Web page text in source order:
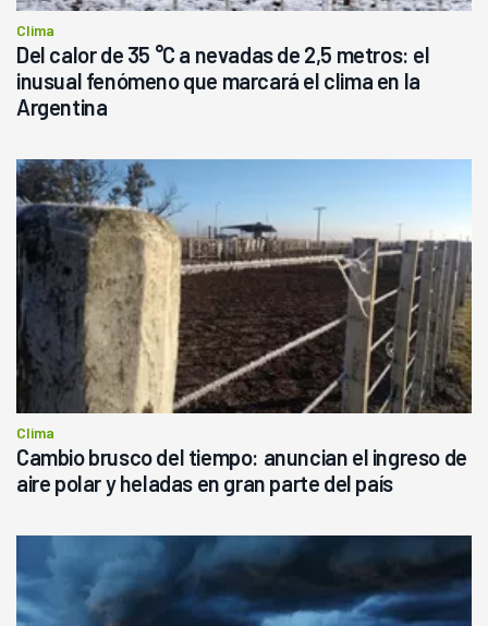
Clima
Del calor de 35 °C a nevadas de 2,5 metros: el
inusual fenómeno que marcará el clima en la
Argentina
Clima
Cambio brusco del tiempo: anuncian el ingreso de
aire polar y heladas en gran parte del país